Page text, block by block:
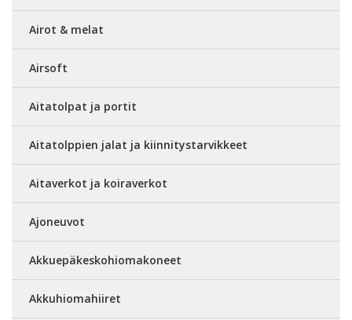
Airot & melat
Airsoft
Aitatolpat ja portit
Aitatolppien jalat ja kiinnitystarvikkeet
Aitaverkot ja koiraverkot
Ajoneuvot
Akkuepäkeskohiomakoneet
Akkuhiomahiiret